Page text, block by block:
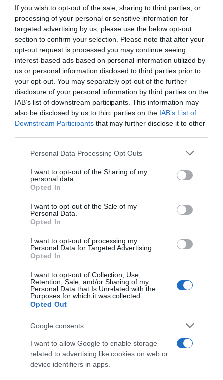
If you wish to opt-out of the sale, sharing to third parties, or
processing of your personal or sensitive information for
targeted advertising by us, please use the below opt-out
section to confirm your selection. Please note that after your
opt-out request is processed you may continue seeing
interest-based ads based on personal information utilized by
us or personal information disclosed to third parties prior to
your opt-out. You may separately opt-out of the further
disclosure of your personal information by third parties on the
IAB’s list of downstream participants. This information may
also be disclosed by us to third parties on the IAB’s List of
Downstream Participants that may further disclose it to other
Please note that this website/app uses one or more Google
not limited to your visit or usage behaviour. You may click to
grant or deny consent to Google and its third-party tags to
use your data for below specified purposes in below Google
consent section.
Personal Data Processing Opt Outs
I want to opt-out of the Sharing of my
personal data.
Opted In
I want to opt-out of the Sale of my
Personal Data.
Opted In
I want to opt-out of processing my
Personal Data for Targeted Advertising.
Opted In
I want to opt-out of Collection, Use,
Retention, Sale, and/or Sharing of my
Personal Data that Is Unrelated with the
Purposes for which it was collected.
Opted Out
Google consents
I want to allow Google to enable storage
related to advertising like cookies on web or
device identifiers in apps.
di hardware che potrebbero spingere verso varianti
più compatte e meno costose. Per il gaming in
mobilità, invece, la strada resta incerta: la
tecnologia funziona, ma l’aspetto pratico e il prezzo
al momento la rendono poco adatta al pubblico
generalista.
In sintesi,CopprLink dimostra che è tecnicamente
possibile collegare unaRTX 5090 all’esterno senza
principale rimane economica e infrastrutturale: se e
quando i componenti necessari diventeranno più
accessibili, potremmo vedere una diffusione più
AUTORE
Roberta Tagliabue
d'attesa dell'ospedale San Martino per
seguire una vicenda sanitaria emergente;
firma reportage e coordina dossier di verifica
in redazione come referente per Genova.
diretti con consiglieri comunali e biblioteche
civiche.